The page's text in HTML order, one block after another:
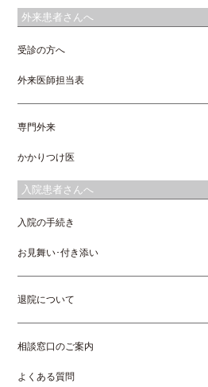
外来患者さんへ
受診の方へ
外来医師担当表
専門外来
かかりつけ医
入院患者さんへ
入院の手続き
お見舞い･付き添い
退院について
相談窓口のご案内
よくある質問